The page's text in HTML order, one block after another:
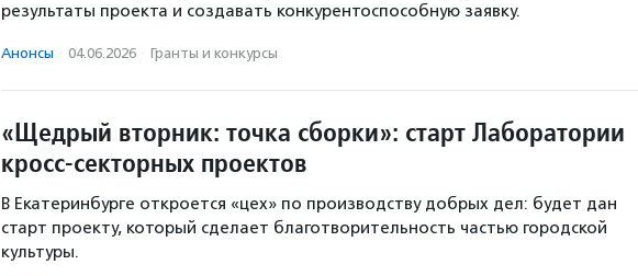
результаты проекта и создавать конкурентоспособную заявку.
Анонсы · 04.06.2026 · Гранты и конкурсы
«Щедрый вторник: точка сборки»: старт Лаборатории
кросс-секторных проектов
В Екатеринбурге откроется «цех» по производству добрых дел: будет дан
старт проекту, который сделает благотворительность частью городской
культуры.